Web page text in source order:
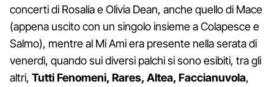
concerti di Rosalía e Olivia Dean, anche quello di Mace
(appena uscito con un singolo insieme a Colapesce e
Salmo), mentre al Mi Ami era presente nella serata di
venerdì, quando sui diversi palchi si sono esibiti, tra gli
altri, Tutti Fenomeni, Rares, Altea, Faccianuvola,